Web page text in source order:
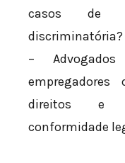
casos de
discriminatória?
–
empregadores
direitos e
conformidade